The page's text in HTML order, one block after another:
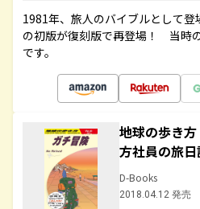
1981年、旅人のバイブルとして
の初版が復刻版で再登場！ 当時
です。
地球の歩き
方社員の旅
D-Books
2018.04.12 発売